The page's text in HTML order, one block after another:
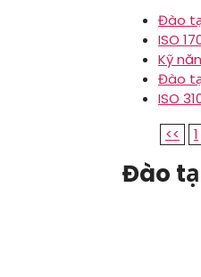
Đào
ISO
Kỹ
Đào
ISO
<<
1
Đào